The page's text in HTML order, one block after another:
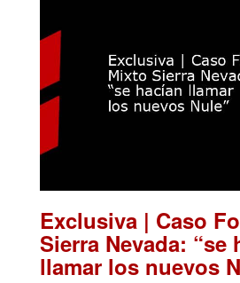
Exclusiva | Caso
Sierra Nevada: “se
llamar los nuevos